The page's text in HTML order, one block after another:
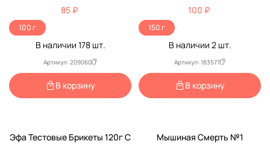
85 ₽
100 г
В наличии 178шт.
Артикул: 209060
В корзину
100 ₽
150 г
В наличии 2шт.
Артикул: 183577
В корзину
Эфа Тестовые Брикеты 120г С
Мышиная Смерть №1